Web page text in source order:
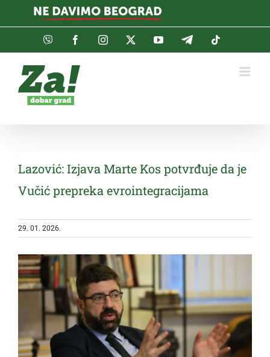
Viber FacebookInstagramTwitterYouTubeTelegram
Lazović: Izjava Marte Kos potvrđuje da je
Vučić prepreka evrointegracijama
29. 01. 2026.